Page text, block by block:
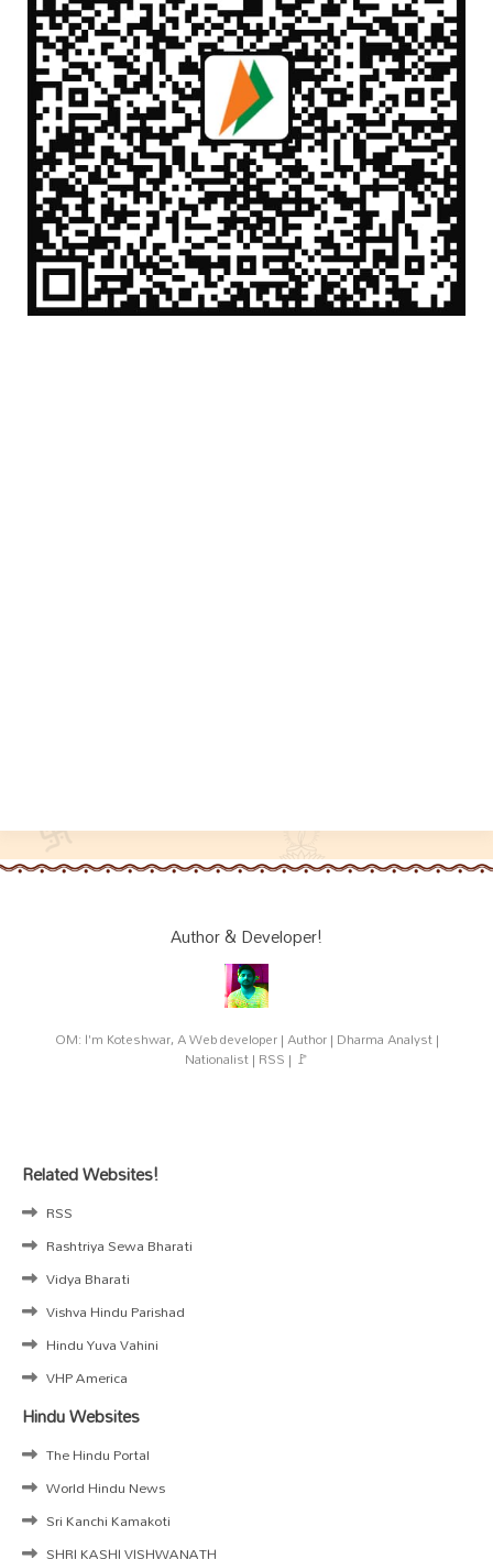
Author & Developer!
OM: I'm Koteshwar, A Web developer | Author | Dharma Analyst |
Nationalist | RSS | 🚩
Related Websites!
RSS
Rashtriya Sewa Bharati
Vidya Bharati
Vishva Hindu Parishad
Hindu Yuva Vahini
VHP America
Hindu Websites
The Hindu Portal
World Hindu News
Sri Kanchi Kamakoti